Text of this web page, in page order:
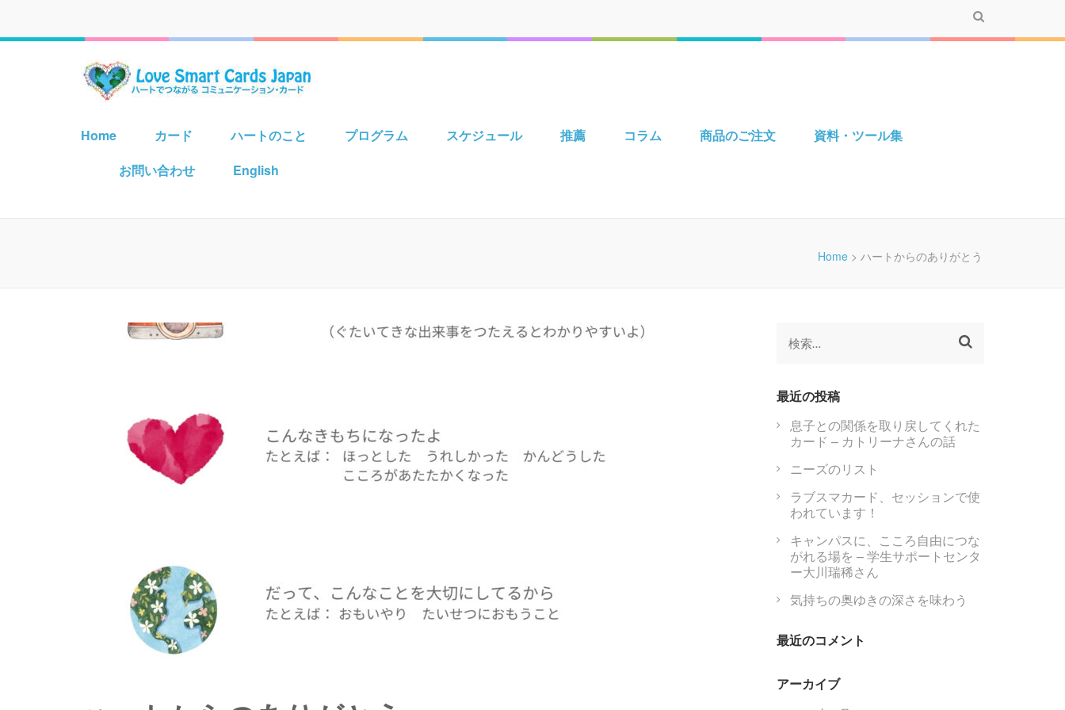
Home カード ハートのこと プログラム スケジュール 推薦 コラム 商品のご注文
資料・ツール集
お問い合わせ
English
Home > ハートからのありがとう
検
最近の投稿
息子との関係を取り戻してくれた
カード – カトリーナさんの話
ニーズのリスト
ラブスマカード、セッションで使
われています！
キャンパスに、こころ自由につな
がれる場を – 学生サポートセンタ
ー大川瑞稀さん
気持ちの奥ゆきの深さを味わう
最近のコメント
アーカイブ